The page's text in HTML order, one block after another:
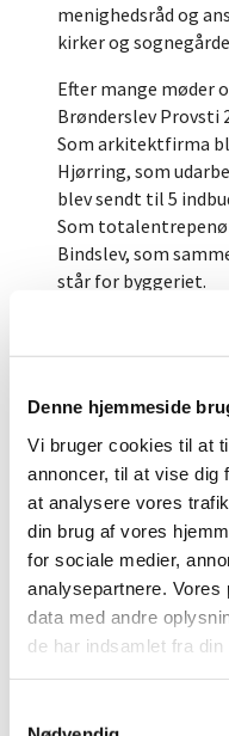
Denne hjemmeside
Vi bruger cookies til at
annoncer, til at vise dig
at analysere vores
din brug af vores
for sociale medier,
analysepartnere. Vores
data med andre
de har indsamlet fra
menighedsråd og
kirker og
Efter mange møder
Brønderslev Provsti
Som arkitektfirma
Hjørring, som
blev sendt til 5
Som
Bindslev, som
står for byggeriet.